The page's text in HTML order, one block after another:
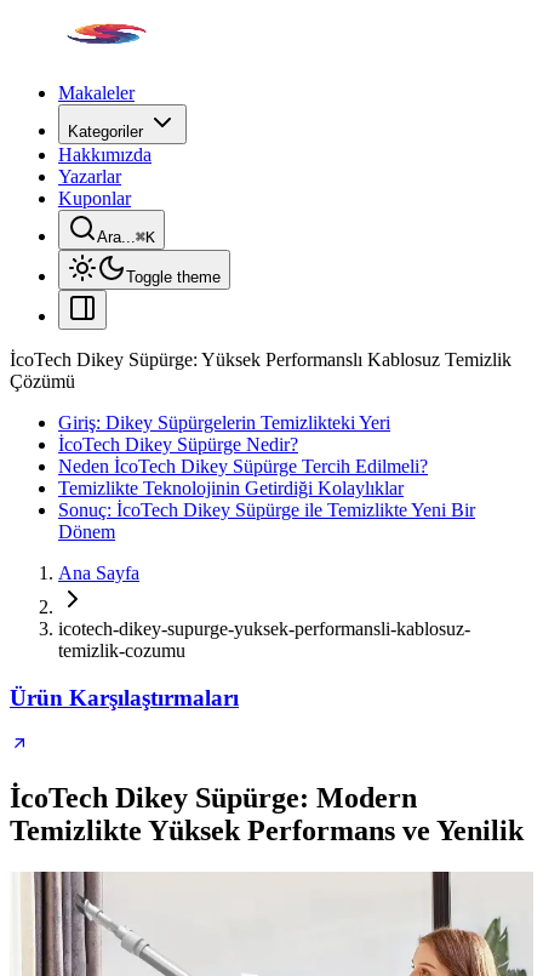
Makaleler
Kategoriler
Hakkımızda
Yazarlar
Kuponlar
Ara...⌘K
Toggle theme
İcoTech Dikey Süpürge: Yüksek Performanslı Kablosuz Temizlik
Çözümü
Giriş: Dikey Süpürgelerin Temizlikteki Yeri
İcoTech Dikey Süpürge Nedir?
Neden İcoTech Dikey Süpürge Tercih Edilmeli?
Temizlikte Teknolojinin Getirdiği Kolaylıklar
Sonuç: İcoTech Dikey Süpürge ile Temizlikte Yeni Bir
Dönem
Ana Sayfa
icotech-dikey-supurge-yuksek-performansli-kablosuz-
temizlik-cozumu
Ürün Karşılaştırmaları
İcoTech Dikey Süpürge: Modern
Temizlikte Yüksek Performans ve Yenilik